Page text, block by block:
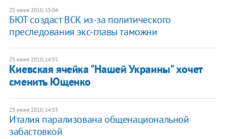
25 июня 2010, 15:04
БЮТ создаст ВСК из-за политического
преследования экс-главы таможни
25 июня 2010, 14:55
Киевская ячейка "Нашей Украины" хочет
сменить Ющенко
25 июня 2010, 14:53
Италия парализована общенациональной
забастовкой